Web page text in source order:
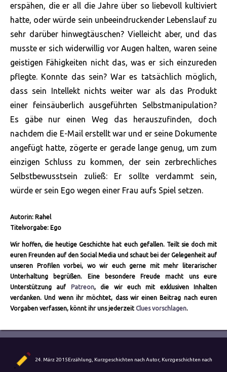
erspähen, die er all die Jahre über so liebevoll kultiviert
hatte, oder würde sein unbeeindruckender Lebenslauf zu
sehr darüber hinwegtäuschen? Vielleicht aber, und das
musste er sich widerwillig vor Augen halten, waren seine
geistigen Fähigkeiten nicht das, was er sich einzureden
pflegte. Konnte das sein? War es tatsächlich möglich,
dass sein Intellekt nichts weiter war als das Produkt
einer feinsäuberlich ausgeführten Selbstmanipulation?
Es gäbe nur einen Weg das herauszufinden, doch
nachdem die E-Mail erstellt war und er seine Dokumente
angefügt hatte, zögerte er gerade lange genug, um zum
einzigen Schluss zu kommen, der sein zerbrechliches
Selbstbewusstsein zuließ: Er sollte verdammt sein,
würde er sein Ego wegen einer Frau aufs Spiel setzen.
Autorin: Rahel
Titelvorgabe: Ego
Wir hoffen, die heutige Geschichte hat euch gefallen. Teilt sie doch mit
euren Freunden auf den Social Media und schaut bei der Gelegenheit auf
unseren Profilen vorbei, wo wir euch gerne mit mehr literarischer
Unterhaltung begrüßen. Eine besondere Freude macht uns eure
Unterstützung auf
Patreon, die wir euch mit exklusiven Inhalten
verdanken. Und wenn ihr möchtet, dass wir einen Beitrag nach euren
Vorgaben verfassen, könnt ihr uns jederzeit Clues vorschlagen.
am
24. März 2015 Erzählung, Kurzgeschichten nach Autor, Kurzgeschichten nach